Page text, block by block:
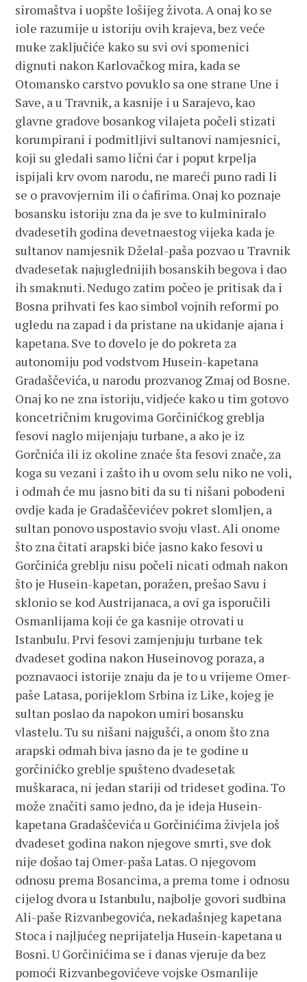
siromaštva i uopšte lošijeg života. A onaj ko se
iole razumije u istoriju ovih krajeva, bez veće
muke zaključiće kako su svi ovi spomenici
dignuti nakon Karlovačkog mira, kada se
Otomansko carstvo povuklo sa one strane Une i
Save, a u Travnik, a kasnije i u Sarajevo, kao
glavne gradove bosankog vilajeta počeli stizati
korumpirani i podmitljivi sultanovi namjesnici,
koji su gledali samo lični ćar i poput krpelja
ispijali krv ovom narodu, ne mareći puno radi li
se o pravovjernim ili o ćafirima. Onaj ko poznaje
bosansku istoriju zna da je sve to kulminiralo
dvadesetih godina devetnaestog vijeka kada je
sultanov namjesnik Dželal-paša pozvao u Travnik
dvadesetak najuglednijih bosanskih begova i dao
ih smaknuti. Nedugo zatim počeo je pritisak da i
Bosna prihvati fes kao simbol vojnih reformi po
ugledu na zapad i da pristane na ukidanje ajana i
kapetana. Sve to dovelo je do pokreta za
autonomiju pod vodstvom Husein-kapetana
Gradaščevića, u narodu prozvanog Zmaj od Bosne.
Onaj ko ne zna istoriju, vidjeće kako u tim gotovo
koncetričnim krugovima Gorčinićkog greblja
fesovi naglo mijenjaju turbane, a ako je iz
Gorčnića ili iz okoline znaće šta fesovi znače, za
koga su vezani i zašto ih u ovom selu niko ne voli,
i odmah će mu jasno biti da su ti nišani pobodeni
ovdje kada je Gradaščevićev pokret slomljen, a
sultan ponovo uspostavio svoju vlast. Ali onome
što zna čitati arapski biće jasno kako fesovi u
Gorčinića greblju nisu počeli nicati odmah nakon
što je Husein-kapetan, poražen, prešao Savu i
sklonio se kod Austrijanaca, a ovi ga isporučili
Osmanlijama koji će ga kasnije otrovati u
Istanbulu. Prvi fesovi zamjenjuju turbane tek
dvadeset godina nakon Huseinovog poraza, a
poznavaoci istorije znaju da je to u vrijeme Omer-
paše Latasa, porijeklom Srbina iz Like, kojeg je
sultan poslao da napokon umiri bosansku
vlastelu. Tu su nišani najgušći, a onom što zna
arapski odmah biva jasno da je te godine u
gorčinićko greblje spušteno dvadesetak
muškaraca, ni jedan stariji od trideset godina. To
može značiti samo jedno, da je ideja Husein-
kapetana Gradaščevića u Gorčinićima živjela još
dvadeset godina nakon njegove smrti, sve dok
nije došao taj Omer-paša Latas. O njegovom
odnosu prema Bosancima, a prema tome i odnosu
cijelog dvora u Istanbulu, najbolje govori sudbina
Ali-paše Rizvanbegovića, nekadašnjeg kapetana
Stoca i najljućeg neprijatelja Husein-kapetana u
Bosni. U Gorčinićima se i danas vjeruje da bez
pomoći Rizvanbegovićeve vojske Osmanlije